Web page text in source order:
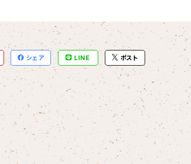
シェア LINE ポスト